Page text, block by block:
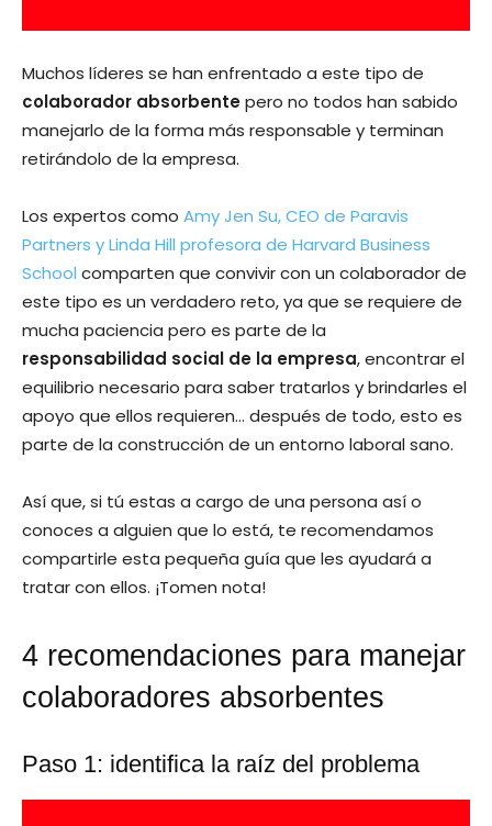
Muchos líderes se han enfrentado a este tipo de
colaborador absorbentepero no todos han sabido
manejarlo de la forma más responsable y terminan
retirándolo de la empresa.
Los expertos como Amy Jen Su, CEO de Paravis
Partners y Linda Hill profesora de Harvard Business
School comparten que convivir con un colaborador de
este tipo es un verdadero reto, ya que se requiere de
mucha paciencia pero es parte de la
responsabilidad social de la empresa, encontrar el
equilibrio necesario para saber tratarlos y brindarles el
apoyo que ellos requieren… después de todo, esto es
parte de la construcción de un entorno laboral sano.
Así que, si tú estas a cargo de una persona así o
conoces a alguien que lo está, te recomendamos
compartirle esta pequeña guía que les ayudará a
tratar con ellos. ¡Tomen nota!
4 recomendaciones para manejar
colaboradores absorbentes
Paso 1: identifica la raíz del problema